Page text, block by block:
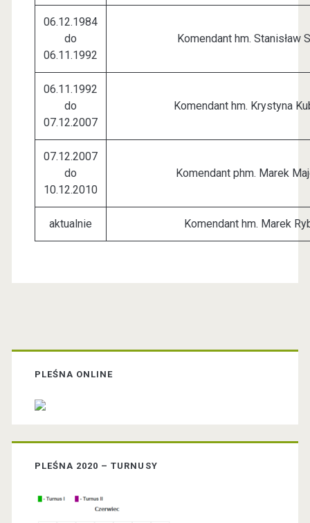
06.12.1984
do
06.11.1992
Komendant hm. Stanisław
06.11.1992
do
07.12.2007
Komendant hm. Krystyna
07.12.2007
do
10.12.2010
Komendant phm. Marek
aktualnie Komendant hm. Marek
P
m
PLEŚNA ONLINE
PLEŚNA 2020 – TURNUSY